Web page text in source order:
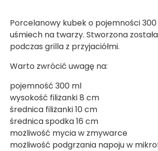
Porcelanowy kubek o pojemności
uśmiech na twarzy. Stworzona
podczas grilla z przyjaciółmi.
Warto zwrócić uwagę na:
pojemność 300 ml
wysokość filiżanki 8 cm
średnica filiżanki 10 cm
średnica spodka 16 cm
możliwość mycia w zmywarce
możliwość podgrzania napoju w